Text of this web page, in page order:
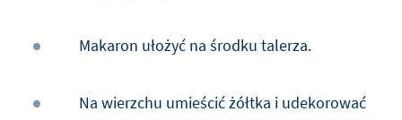
Makaron ułożyć na środku talerza.
Na wierzchu umieścić żółtka i udekorować